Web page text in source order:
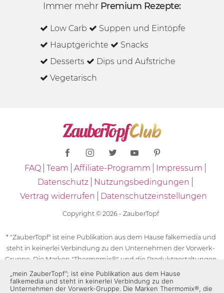
Immer mehr Premium Rezepte:
Low Carb
Suppen und Eintöpfe
Hauptgerichte
Snacks
Desserts
Dips und Aufstriche
Vegetarisch
FAQ Team Affiliate-Programm
Impressum
Datenschutz
Nutzungsbedingungen
Vertrag widerrufen
Datenschutzeinstellungen
Copyright © 2026 - ZauberTopf
* "ZauberTopf" ist eine Publikation aus dem Hause falkemedia und
steht in keinerlei Verbindung zu den Unternehmen der Vorwerk-
Gruppe. Die Marken "Thermomix®" und die Produktgestaltungen
des "Thermomix®" sind eingetragene Marken der Unternehmen
der Vorwerk-Gruppe. Die Marken Thermomix®, die Zeichen TM5®,
„mein ZauberTopf”; ist eine Publikation aus dem Hause
falkemedia und steht in keinerlei Verbindung zu den
Unternehmen der Vorwerk-Gruppe. Die Marken Thermomix®, die